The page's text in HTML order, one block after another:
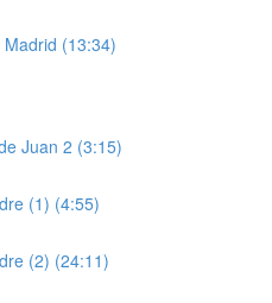
(13:34)
Juan 2 (3:15)
(1) (4:55)
(2) (24:11)